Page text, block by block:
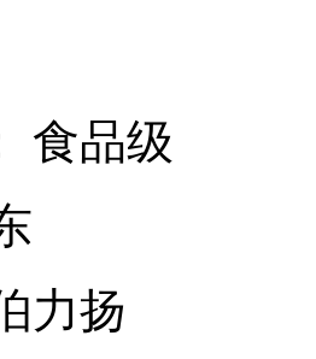
食品级
力扬